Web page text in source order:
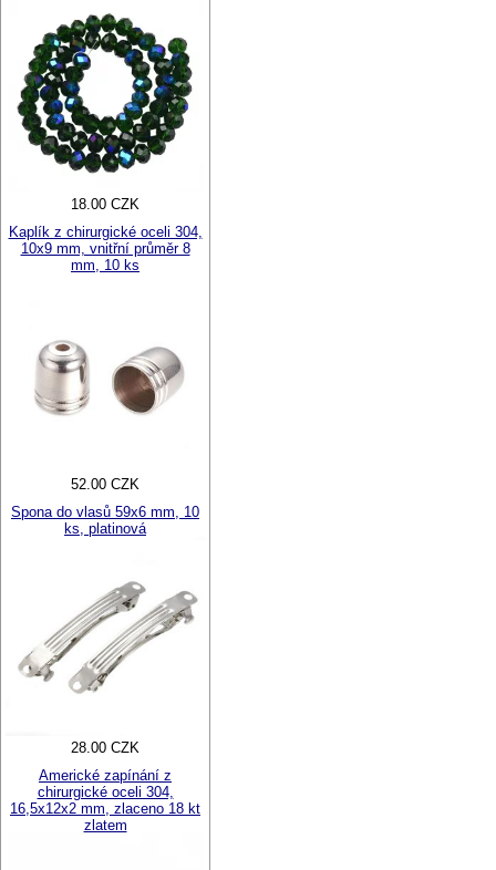
18.00 CZK
Kaplík z chirurgické oceli 304,
10x9 mm, vnitřní průměr 8
mm, 10 ks
52.00 CZK
Spona do vlasů 59x6 mm, 10
ks, platinová
28.00 CZK
Americké zapínání z
chirurgické oceli 304,
16,5x12x2 mm, zlaceno 18 kt
zlatem